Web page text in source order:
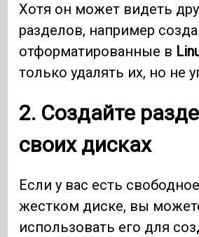
Хотя он может видеть
разделов, например
отформатированные в
только удалять их, но не
2. Создайте
своих дисках
Если у вас есть
жестком диске, вы
использовать его для